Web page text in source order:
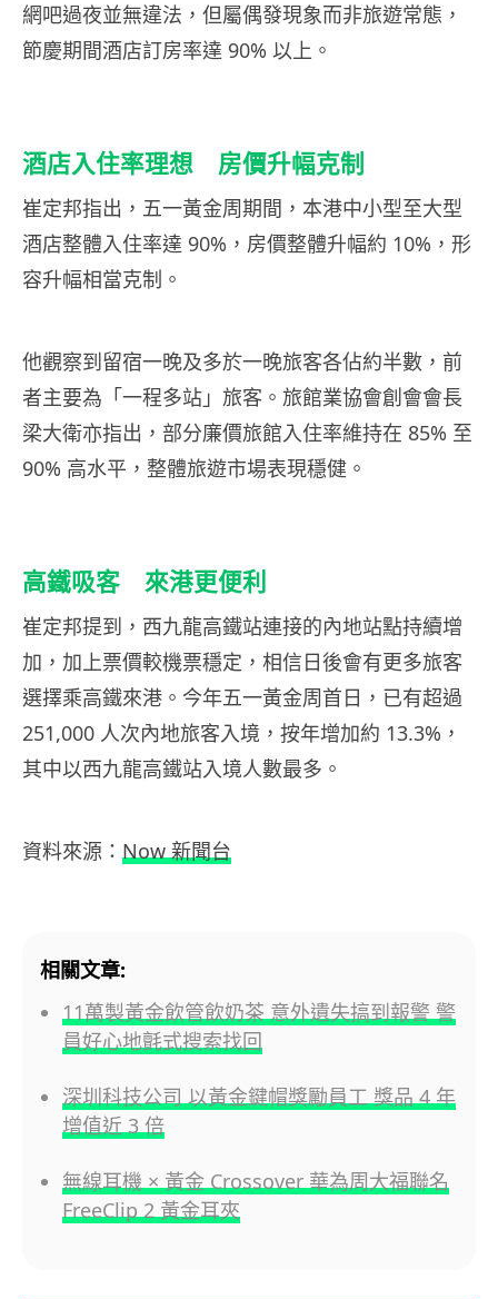
網吧過夜並無違法，但屬偶發現象而非旅遊常態，
節慶期間酒店訂房率達 90% 以上。
酒店入住率理想 房價升幅克制
崔定邦指出，五一黃金周期間，本港中小型至大型
酒店整體入住率達 90%，房價整體升幅約 10%，形
容升幅相當克制。
他觀察到留宿一晚及多於一晚旅客各佔約半數，前
者主要為「一程多站」旅客。旅館業協會創會會長
梁大衛亦指出，部分廉價旅館入住率維持在 85% 至
90% 高水平，整體旅遊市場表現穩健。
高鐵吸客 來港更便利
崔定邦提到，西九龍高鐵站連接的內地站點持續增
加，加上票價較機票穩定，相信日後會有更多旅客
選擇乘高鐵來港。今年五一黃金周首日，已有超過
251,000 人次內地旅客入境，按年增加約 13.3%，
其中以西九龍高鐵站入境人數最多。
資料來源： Now 新聞台
相關文章:
11萬製黃金飲管飲奶茶 意外遺失搞到報警 警
員好心地氈式搜索找回
深圳科技公司 以黃金鍵帽獎勵員工 獎品 4 年
增值近 3 倍
無線耳機 × 黃金 Crossover 華為周大福聯名
FreeClip 2 黃金耳夾